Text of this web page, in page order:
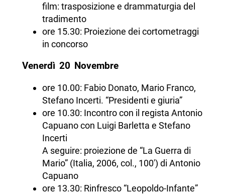
film: trasposizione e drammaturgia del
tradimento
ore 15.30: Proiezione dei cortometraggi
in concorso
Venerdì 20 Novembre
ore 10.00: Fabio Donato, Mario Franco,
Stefano Incerti. “Presidenti e giuria”
ore 10.30: Incontro con il regista Antonio
Capuano con Luigi Barletta e Stefano
Incerti
A seguire: proiezione de “La Guerra di
Mario” (Italia, 2006, col., 100′) di Antonio
Capuano
ore 13.30: Rinfresco “Leopoldo-Infante”